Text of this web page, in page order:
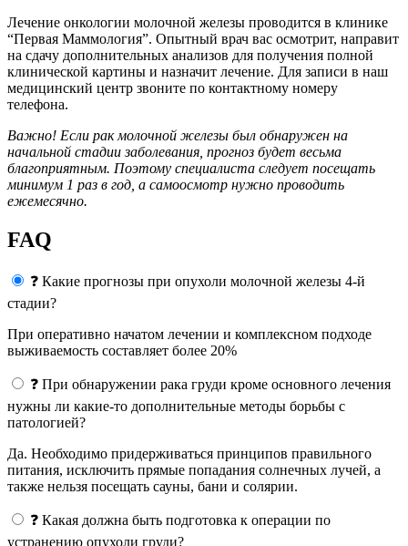
Лечение онкологии молочной железы проводится в клинике
“Первая Маммология”. Опытный врач вас осмотрит, направит
на сдачу дополнительных анализов для получения полной
клинической картины и назначит лечение. Для записи в наш
медицинский центр звоните по контактному номеру
телефона.
Важно! Если рак молочной железы был обнаружен на
начальной стадии заболевания, прогноз будет весьма
благоприятным. Поэтому специалиста следует посещать
минимум 1 раз в год, а самоосмотр нужно проводить
ежемесячно.
FAQ
❓ Какие прогнозы при опухоли молочной железы 4-й
стадии?
При оперативно начатом лечении и комплексном подходе
выживаемость составляет более 20%
❓ При обнаружении рака груди кроме основного лечения
нужны ли какие-то дополнительные методы борьбы с
патологией?
Да. Необходимо придерживаться принципов правильного
питания, исключить прямые попадания солнечных лучей, а
также нельзя посещать сауны, бани и солярии.
❓ Какая должна быть подготовка к операции по
устранению опухоли груди?